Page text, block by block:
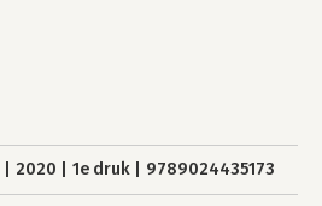
2020 1e druk 9789024435173